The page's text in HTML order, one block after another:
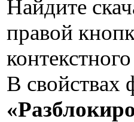
Найдите
правой
В свойствах